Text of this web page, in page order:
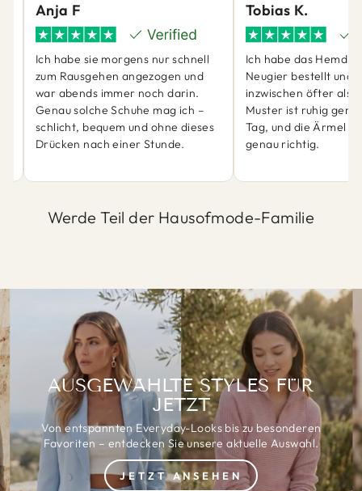
Anja F
Ich habe sie morgens nur schnell
zum Rausgehen angezogen und
war abends immer noch darin.
Genau solche Schuhe mag ich –
schlicht, bequem und ohne dieses
Drücken nach einer Stunde.
Tobias K.
Ich habe das Hemd
Neugier bestellt und
inzwischen öfter als
Muster ist ruhig
Tag, und die Ärmel
genau richtig.
Werde Teil der Hausofmode-Familie
AUSGEWÄHLTE STYLES FÜR
JETZT
Von entspannten Everyday-Looks bis zu besonderen
Favoriten – entdecken Sie unsere aktuelle Auswahl.
JETZT ANSEHEN